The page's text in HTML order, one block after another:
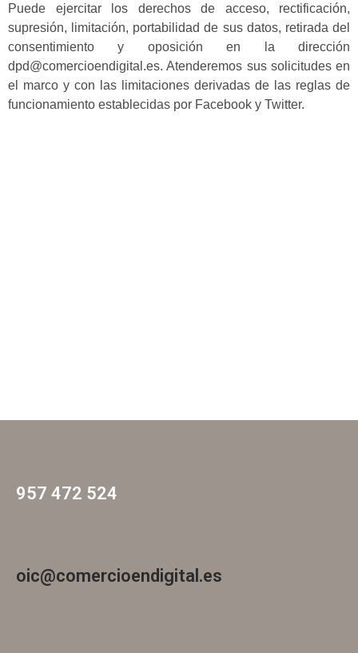
Puede ejercitar los derechos de acceso, rectificación,
supresión, limitación, portabilidad de sus datos, retirada del
consentimiento y oposición en la dirección
dpd@comercioendigital.es. Atenderemos sus solicitudes en
el marco y con las limitaciones derivadas de las reglas de
funcionamiento establecidas por Facebook y Twitter.
957 472 524
oic@comercioendigital.es